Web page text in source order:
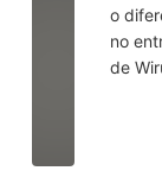
o
no
de